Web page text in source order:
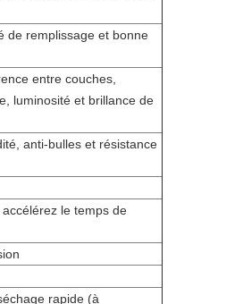
de remplissage et bonne
entre couches,
luminosité et brillance de
anti-bulles et résistance
le temps de
rapide (à